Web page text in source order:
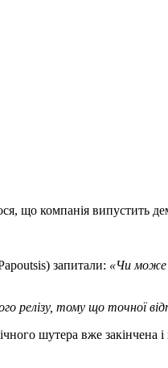
що компанія випустить
запитали: «Чи може
релізу, тому що точної
шутера вже закінчена